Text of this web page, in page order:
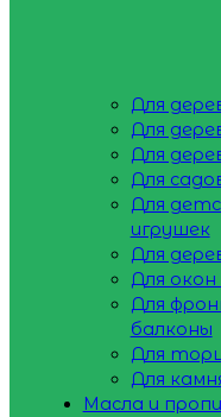
Для
Для
Для
Для
Для
игрушек
Для
Для окон
Для
балконы
Для
Для
Масла и